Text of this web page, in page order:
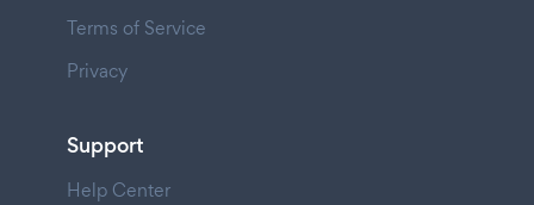
Terms of Service
Privacy
Support
Help Center